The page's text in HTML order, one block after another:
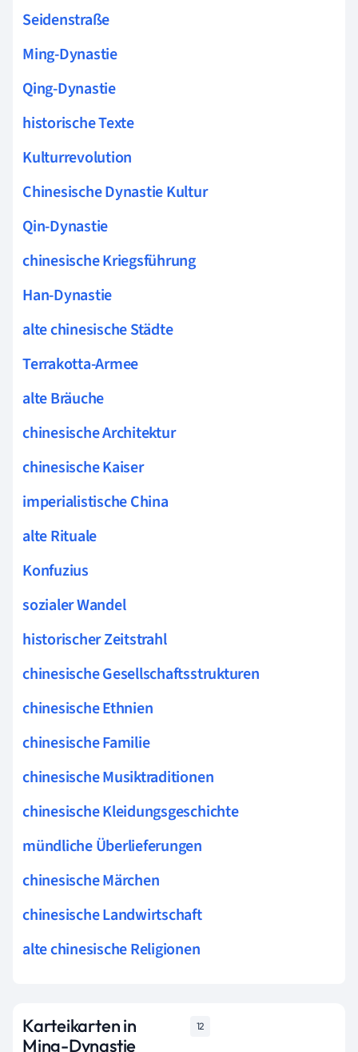
Seidenstraße
Ming-Dynastie
Qing-Dynastie
historische Texte
Kulturrevolution
Chinesische Dynastie Kultur
Qin-Dynastie
chinesische Kriegsführung
Han-Dynastie
alte chinesische Städte
Terrakotta-Armee
alte Bräuche
chinesische Architektur
chinesische Kaiser
imperialistische China
alte Rituale
Konfuzius
sozialer Wandel
historischer Zeitstrahl
chinesische Gesellschaftsstrukturen
chinesische Ethnien
chinesische Familie
chinesische Musiktraditionen
chinesische Kleidungsgeschichte
mündliche Überlieferungen
chinesische Märchen
chinesische Landwirtschaft
alte chinesische Religionen
Karteikarten in
Ming-Dynastie
12